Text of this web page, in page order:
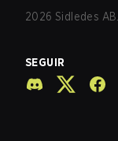
2026 Sidledes
SEGUIR